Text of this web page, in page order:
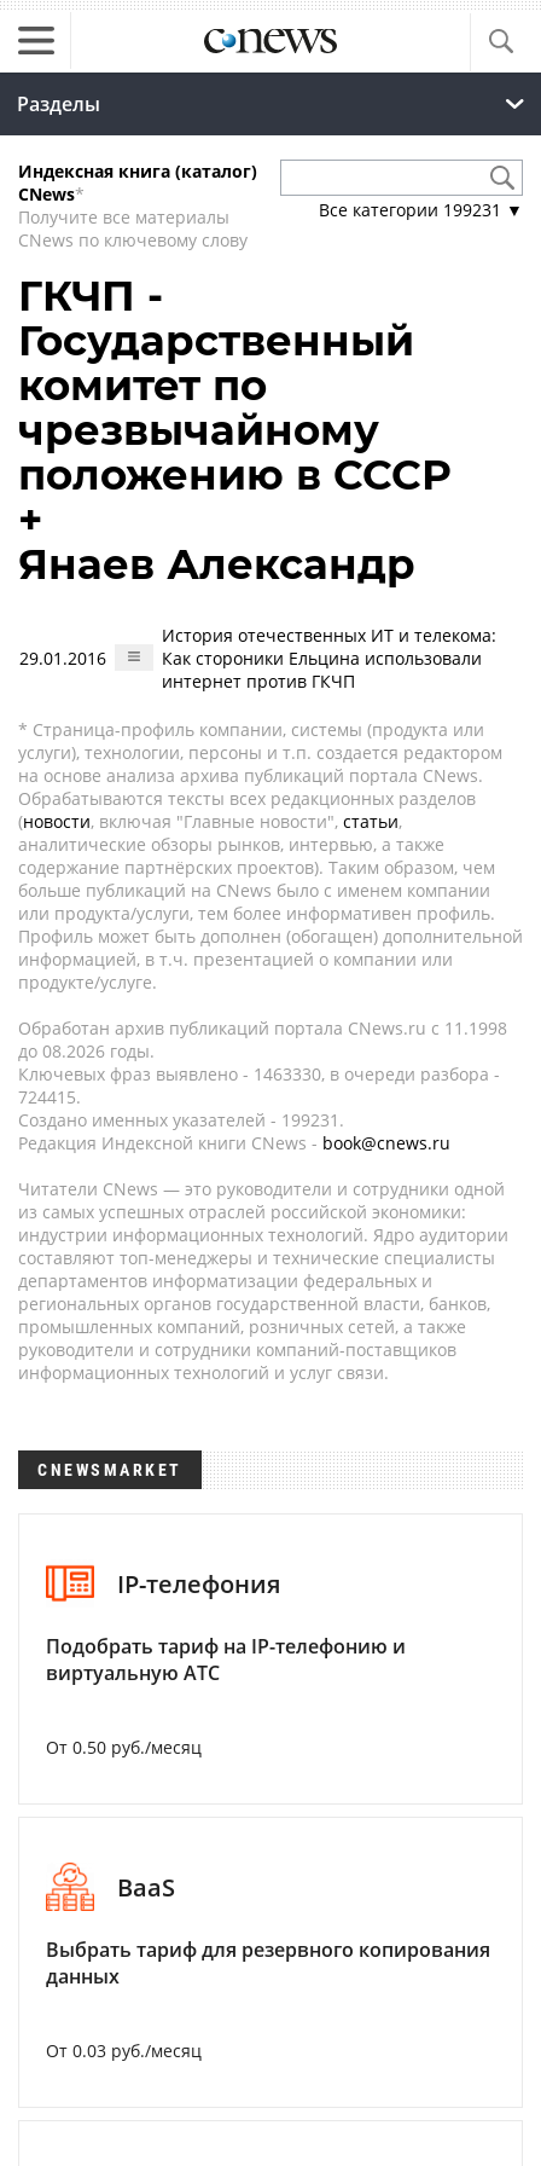
Разделы
Индексная книга (каталог)
CNews*
Получите все материалы
CNews по ключевому слову
Все категории 199231 ▼
ГКЧП -
Государственный
комитет по
чрезвычайному
положению в СССР
+
Янаев Александр
29.01.2016
История отечественных ИТ и телекома:
Как стороники Ельцина использовали
интернет против ГКЧП
* Страница-профиль компании, системы (продукта или
услуги), технологии, персоны и т.п. создается редактором
на основе анализа архива публикаций портала CNews.
Обрабатываются тексты всех редакционных разделов
(новости, включая "Главные новости", статьи,
аналитические обзоры рынков, интервью, а также
содержание партнёрских проектов). Таким образом, чем
больше публикаций на CNews было с именем компании
или продукта/услуги, тем более информативен профиль.
Профиль может быть дополнен (обогащен) дополнительной
информацией, в т.ч. презентацией о компании или
продукте/услуге.
Обработан архив публикаций портала CNews.ru c 11.1998
до 08.2026 годы.
Ключевых фраз выявлено - 1463330, в очереди разбора -
724415.
Создано именных указателей - 199231.
Редакция Индексной книги CNews - book@cnews.ru
Читатели CNews — это руководители и сотрудники одной
из самых успешных отраслей российской экономики:
индустрии информационных технологий. Ядро аудитории
составляют топ-менеджеры и технические специалисты
департаментов информатизации федеральных и
региональных органов государственной власти, банков,
промышленных компаний, розничных сетей, а также
руководители и сотрудники компаний-поставщиков
информационных технологий и услуг связи.
CNEWSMARKET
IP-телефония
Подобрать тариф на IP-телефонию и
виртуальную АТС
От 0.50 руб./месяц
BaaS
Выбрать тариф для резервного копирования
данных
От 0.03 руб./месяц